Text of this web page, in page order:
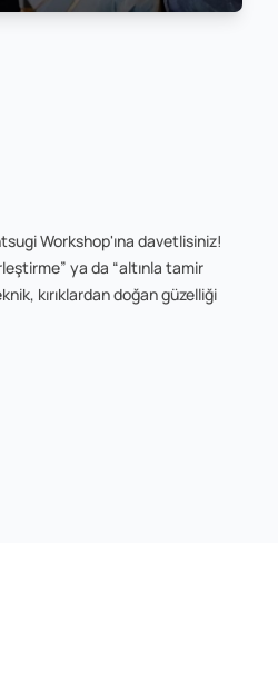
Workshop'ına davetlisiniz!
ya da “altınla tamir
kırıklardan doğan güzelliği